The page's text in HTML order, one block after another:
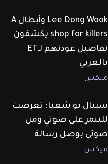
Lee Dong Wook وأبطال A
shop for killers يكشفون
تفاصيل عودتهم لـET
بالعربي
ميكس
سيبال بو شعيا: تعرضت
للتنمر على صوتي ومن
صوتي بوصل رسالة
ميكس